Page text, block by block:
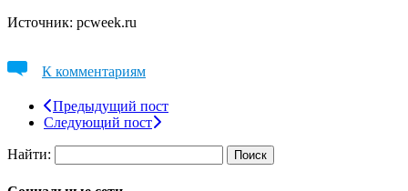
Источник: pcweek.ru
К комментариям
Предыдущий пост
Следующий пост
Найти: